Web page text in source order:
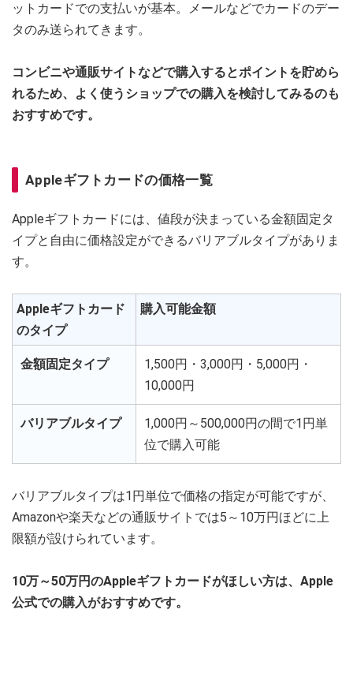
ットカードでの支払いが基本。メールなどでカードのデー
タのみ送られてきます。
コンビニや通販サイトなどで購入するとポイントを貯めら
れるため、よく使うショップでの購入を検討してみるのも
おすすめです。
Appleギフトカードの価格一覧
Appleギフトカードには、値段が決まっている金額固定タ
イプと自由に価格設定ができるバリアブルタイプがありま
す。
Appleギフトカード
のタイプ
購入可能金額
金額固定タイプ
1,500円・3,000円・5,000円・
10,000円
バリアブルタイプ
1,000円～500,000円の間で1円単
位で購入可能
バリアブルタイプは1円単位で価格の指定が可能ですが、
Amazonや楽天などの通販サイトでは5～10万円ほどに上
限額が設けられています。
10万～50万円のAppleギフトカードがほしい方は、Apple
公式での購入がおすすめです。